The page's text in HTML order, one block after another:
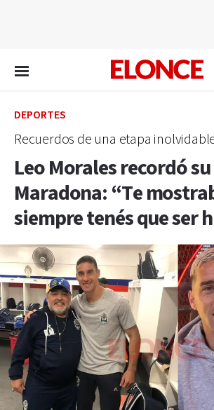
DEPORTES
Recuerdos de una etapa
Leo Morales recordó
Maradona: “Te
siempre tenés que ser